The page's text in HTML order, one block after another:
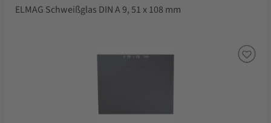
ELMAG Schweißglas DIN A 9, 51 x 108 mm